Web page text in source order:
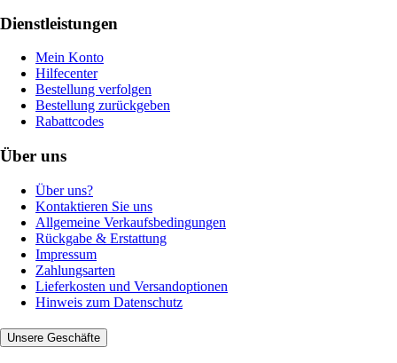
Dienstleistungen
Mein Konto
Hilfecenter
Bestellung verfolgen
Bestellung zurückgeben
Rabattcodes
Über uns
Über uns?
Kontaktieren Sie uns
Allgemeine Verkaufsbedingungen
Rückgabe & Erstattung
Impressum
Zahlungsarten
Lieferkosten und Versandoptionen
Hinweis zum Datenschutz
Unsere Geschäfte